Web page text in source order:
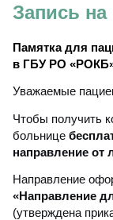
Запись
Памятка для
в ГБУ РО
Уважаемые
Чтобы получить
больнице
направление от
Направление
«Направление
(утверждена